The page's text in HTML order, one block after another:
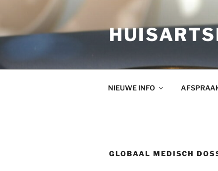
de
inhoud
NIEUWE INFO
GLOBAAL MEDISCH